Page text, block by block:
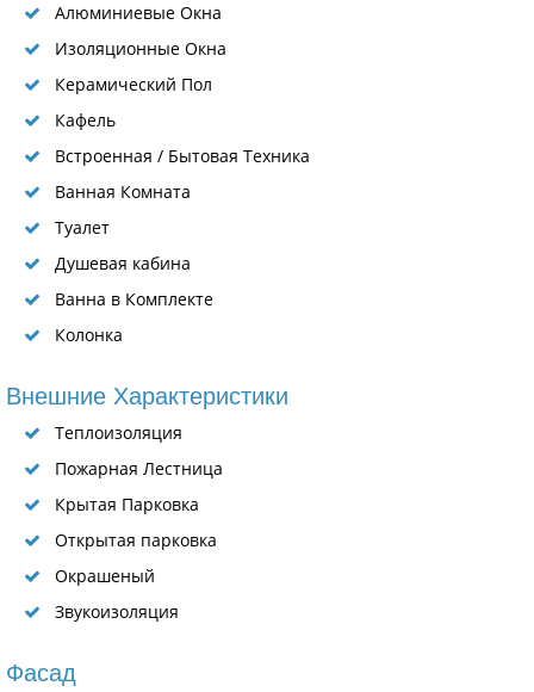
Алюминиевые Окна
Изоляционные Окна
Керамический Пол
Кафель
Встроенная / Бытовая Техника
Ванная Комната
Туалет
Душевая кабина
Ванна в Комплекте
Колонка
Внешние Характеристики
Теплоизоляция
Пожарная Лестница
Крытая Парковка
Открытая парковка
Окрашеный
Звукоизоляция
Фасад